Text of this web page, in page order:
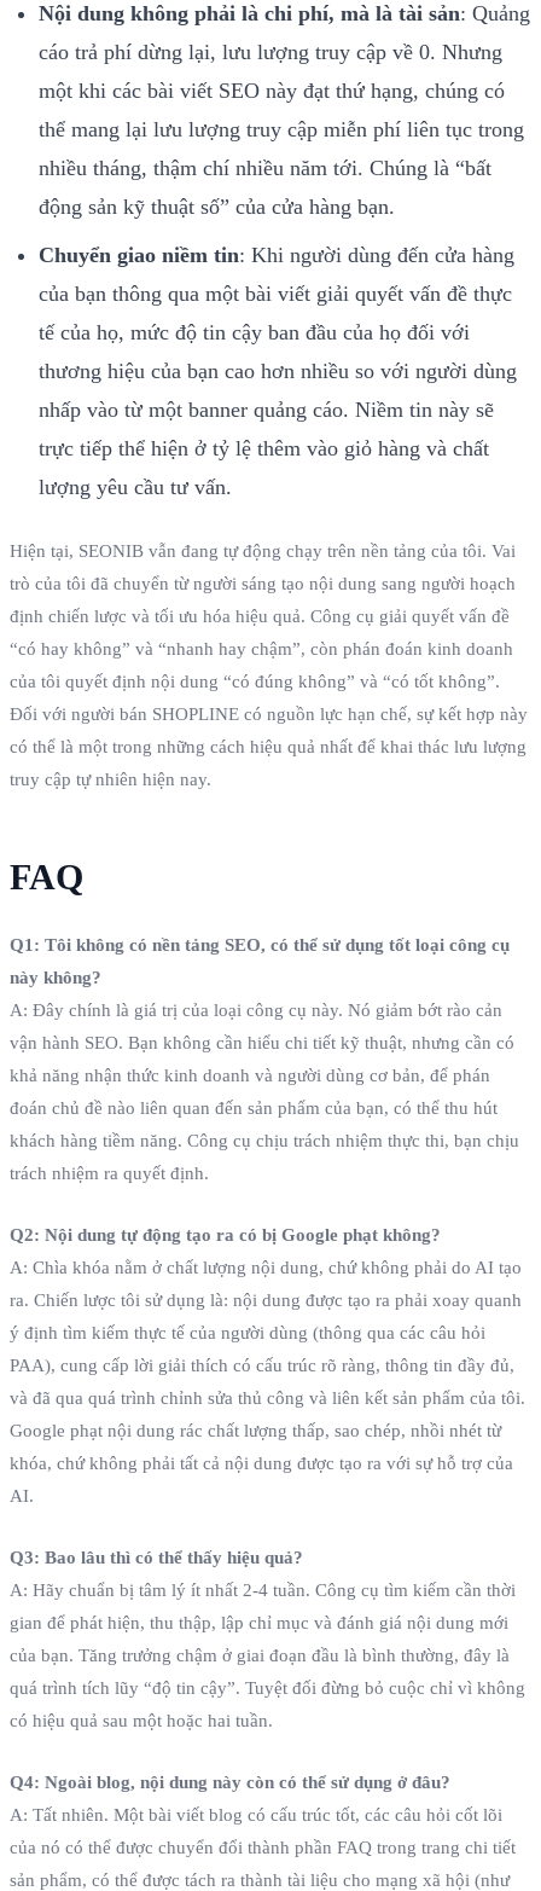
Nội dung không phải là chi phí, mà là tài sản: Quảng
cáo trả phí dừng lại, lưu lượng truy cập về 0. Nhưng
một khi các bài viết SEO này đạt thứ hạng, chúng có
thể mang lại lưu lượng truy cập miễn phí liên tục trong
nhiều tháng, thậm chí nhiều năm tới. Chúng là “bất
động sản kỹ thuật số” của cửa hàng bạn.
Chuyển giao niềm tin: Khi người dùng đến cửa hàng
của bạn thông qua một bài viết giải quyết vấn đề thực
tế của họ, mức độ tin cậy ban đầu của họ đối với
thương hiệu của bạn cao hơn nhiều so với người dùng
nhấp vào từ một banner quảng cáo. Niềm tin này sẽ
trực tiếp thể hiện ở tỷ lệ thêm vào giỏ hàng và chất
lượng yêu cầu tư vấn.
Hiện tại, SEONIB vẫn đang tự động chạy trên nền tảng của tôi. Vai
trò của tôi đã chuyển từ người sáng tạo nội dung sang người hoạch
định chiến lược và tối ưu hóa hiệu quả. Công cụ giải quyết vấn đề
“có hay không” và “nhanh hay chậm”, còn phán đoán kinh doanh
của tôi quyết định nội dung “có đúng không” và “có tốt không”.
Đối với người bán SHOPLINE có nguồn lực hạn chế, sự kết hợp này
có thể là một trong những cách hiệu quả nhất để khai thác lưu lượng
truy cập tự nhiên hiện nay.
FAQ
Q1: Tôi không có nền tảng SEO, có thể sử dụng tốt loại công cụ
này không?
A: Đây chính là giá trị của loại công cụ này. Nó giảm bớt rào cản
vận hành SEO. Bạn không cần hiểu chi tiết kỹ thuật, nhưng cần có
khả năng nhận thức kinh doanh và người dùng cơ bản, để phán
đoán chủ đề nào liên quan đến sản phẩm của bạn, có thể thu hút
khách hàng tiềm năng. Công cụ chịu trách nhiệm thực thi, bạn chịu
trách nhiệm ra quyết định.
Q2: Nội dung tự động tạo ra có bị Google phạt không?
A: Chìa khóa nằm ở chất lượng nội dung, chứ không phải do AI tạo
ra. Chiến lược tôi sử dụng là: nội dung được tạo ra phải xoay quanh
ý định tìm kiếm thực tế của người dùng (thông qua các câu hỏi
PAA), cung cấp lời giải thích có cấu trúc rõ ràng, thông tin đầy đủ,
và đã qua quá trình chỉnh sửa thủ công và liên kết sản phẩm của tôi.
Google phạt nội dung rác chất lượng thấp, sao chép, nhồi nhét từ
khóa, chứ không phải tất cả nội dung được tạo ra với sự hỗ trợ của
AI.
Q3: Bao lâu thì có thể thấy hiệu quả?
A: Hãy chuẩn bị tâm lý ít nhất 2-4 tuần. Công cụ tìm kiếm cần thời
gian để phát hiện, thu thập, lập chỉ mục và đánh giá nội dung mới
của bạn. Tăng trưởng chậm ở giai đoạn đầu là bình thường, đây là
quá trình tích lũy “độ tin cậy”. Tuyệt đối đừng bỏ cuộc chỉ vì không
có hiệu quả sau một hoặc hai tuần.
Q4: Ngoài blog, nội dung này còn có thể sử dụng ở đâu?
A: Tất nhiên. Một bài viết blog có cấu trúc tốt, các câu hỏi cốt lõi
của nó có thể được chuyển đổi thành phần FAQ trong trang chi tiết
sản phẩm, có thể được tách ra thành tài liệu cho mạng xã hội (như